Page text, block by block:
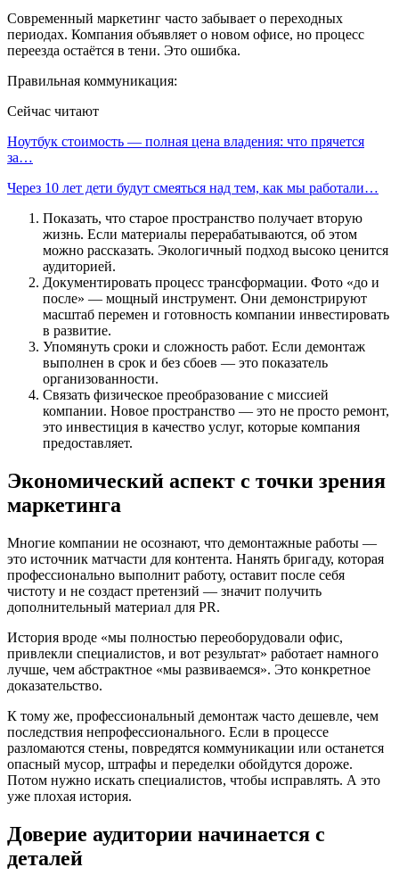
Современный маркетинг часто забывает о переходных
периодах. Компания объявляет о новом офисе, но процесс
переезда остаётся в тени. Это ошибка.
Правильная коммуникация:
Сейчас читают
Ноутбук стоимость — полная цена владения: что прячется
за…
Через 10 лет дети будут смеяться над тем, как мы работали…
Показать, что старое пространство получает вторую
жизнь. Если материалы перерабатываются, об этом
можно рассказать. Экологичный подход высоко ценится
аудиторией.
Документировать процесс трансформации. Фото «до и
после» — мощный инструмент. Они демонстрируют
масштаб перемен и готовность компании инвестировать
в развитие.
Упомянуть сроки и сложность работ. Если демонтаж
выполнен в срок и без сбоев — это показатель
организованности.
Связать физическое преобразование с миссией
компании. Новое пространство — это не просто ремонт,
это инвестиция в качество услуг, которые компания
предоставляет.
Экономический аспект с точки зрения
маркетинга
Многие компании не осознают, что демонтажные работы —
это источник матчасти для контента. Нанять бригаду, которая
профессионально выполнит работу, оставит после себя
чистоту и не создаст претензий — значит получить
дополнительный материал для PR.
История вроде «мы полностью переоборудовали офис,
привлекли специалистов, и вот результат» работает намного
лучше, чем абстрактное «мы развиваемся». Это конкретное
доказательство.
К тому же, профессиональный демонтаж часто дешевле, чем
последствия непрофессионального. Если в процессе
разломаются стены, повредятся коммуникации или останется
опасный мусор, штрафы и переделки обойдутся дороже.
Потом нужно искать специалистов, чтобы исправлять. А это
уже плохая история.
Доверие аудитории начинается с
деталей